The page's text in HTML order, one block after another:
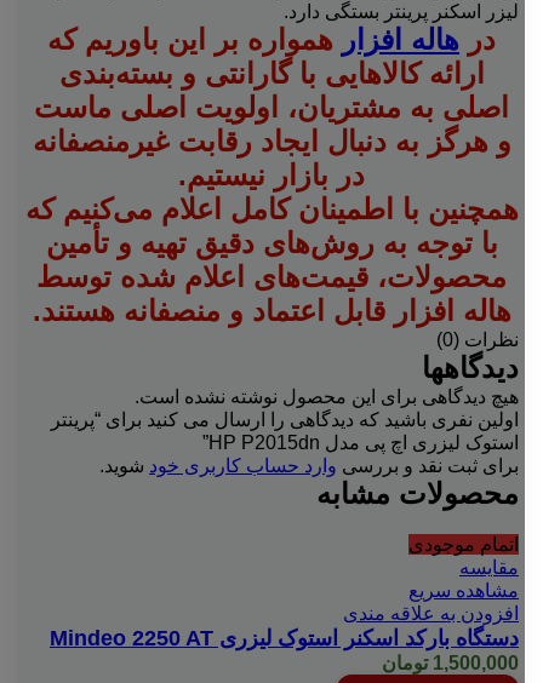
لیزر اسکنر پرینتر بستگی دارد.
در هاله افزار همواره بر این باوریم که
ارائه کالاهایی با گارانتی و بسته‌بندی
اصلی به مشتریان، اولویت اصلی ماست
و هرگز به دنبال ایجاد رقابت غیرمنصفانه
در بازار نیستیم.
همچنین با اطمینان کامل اعلام می‌کنیم که
با توجه به روش‌های دقیق تهیه و تأمین
محصولات، قیمت‌های اعلام شده توسط
هاله افزار قابل اعتماد و منصفانه هستند.
نظرات (0)
دیدگاهها
هیچ دیدگاهی برای این محصول نوشته نشده است.
اولین نفری باشید که دیدگاهی را ارسال می کنید برای “پرینتر
استوک لیزری اچ پی مدل HP P2015dn”
برای ثبت نقد و بررسی وارد حساب کاربری خود شوید.
محصولات مشابه
اتمام موجودی
مقایسه
مشاهده سریع
افزودن به علاقه مندی
دستگاه بارکد اسکنر استوک لیزری Mindeo 2250 AT
1,500,000 تومان